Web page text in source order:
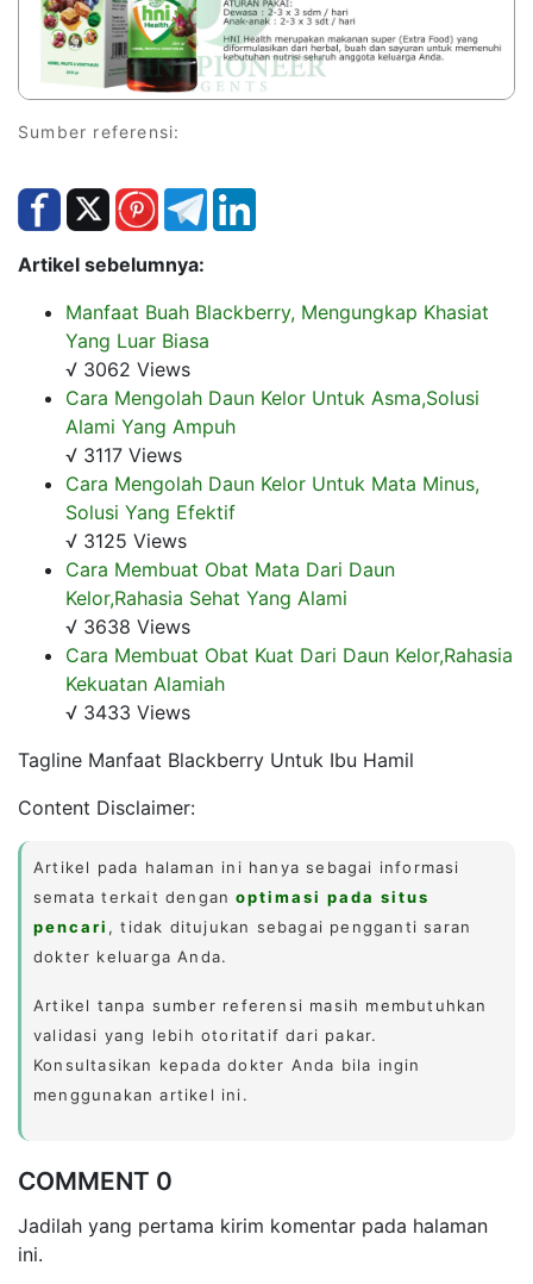
Sumber referensi:
Artikel sebelumnya:
Manfaat Buah Blackberry, Mengungkap Khasiat
Yang Luar Biasa
√ 3062 Views
Cara Mengolah Daun Kelor Untuk Asma,Solusi
Alami Yang Ampuh
√ 3117 Views
Cara Mengolah Daun Kelor Untuk Mata Minus,
Solusi Yang Efektif
√ 3125 Views
Cara Membuat Obat Mata Dari Daun
Kelor,Rahasia Sehat Yang Alami
√ 3638 Views
Cara Membuat Obat Kuat Dari Daun Kelor,Rahasia
Kekuatan Alamiah
√ 3433 Views
Tagline Manfaat Blackberry Untuk Ibu Hamil
Content Disclaimer:
Artikel pada halaman ini hanya sebagai informasi
semata terkait denganoptimasi pada situs
pencari , tidak ditujukan sebagai pengganti saran
dokter keluarga Anda.
Artikel tanpa sumber referensi masih membutuhkan
validasi yang lebih otoritatif dari pakar.
Konsultasikan kepada dokter Anda bila ingin
menggunakan artikel ini.
COMMENT 0
Jadilah yang pertama kirim komentar pada halaman
ini.